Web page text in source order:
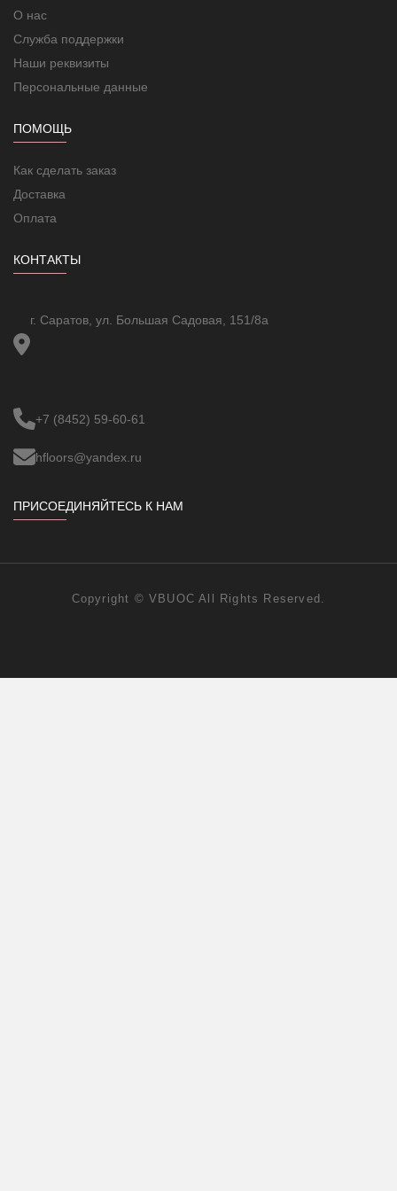
О нас
Служба поддержки
Наши реквизиты
Персональные данные
ПОМОЩЬ
Как сделать заказ
Доставка
Оплата
КОНТАКТЫ
г. Саратов, ул. Большая Садовая, 151/8а
+7 (8452) 59-60-61
hfloors@yandex.ru
ПРИСОЕДИНЯЙТЕСЬ К НАМ
Copyright ©VBUOC All Rights Reserved.